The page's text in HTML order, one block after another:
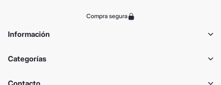
Compra segura
Información
Categorías